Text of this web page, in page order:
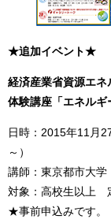
★追加イベント★
経済産業省資源エ
体験講座「エネルギ
日時：2015年11月
～）
講師：東京都市大
対象：高校生以上
★事前申込みです。